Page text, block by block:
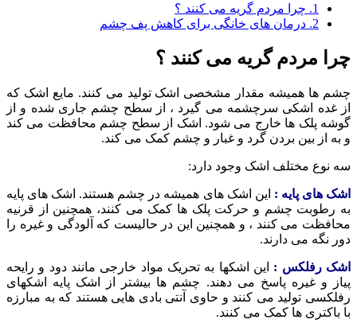
1. چرا مردم گریه می کنند ؟
2. درمان های خانگی برای کاهش پف چشم
چرا مردم گریه می کنند ؟
چشم ها همیشه مقدار مشخصی اشک تولید می کنند. مایع اشک که
از غده اشکی سرچشمه می گیرد ، از سطح چشم جاری شده و از
گوشه پلک ها خارج می شود. اشک از سطح چشم محافظت می کند
و به از بین بردن گرد و غبار و چشم کمک می کند.
سه نوع مختلف اشک وجود دارد:
اشک های پایه : این اشک های همیشه در چشم هستند. اشک های پایه
به رطوبت چشم و حرکت پلک ها کمک می کنند، همچنین از قرنیه
محافظت می کنند ، و همچنین این در حالیست که آلودگی و غیره را
دور نگه می دارند.
اشک رفلکس : این اشکها به تحریک مواد خارجی مانند دود و رایحه
پیاز و غیره پاسخ می دهند. چشم ها بیشتر از اشک پایه اشکهای
رفلکسی تولید می کنند و حاوی آنتی بادی هایی هستند که به مبارزه
با باکتری ها کمک می کنند.